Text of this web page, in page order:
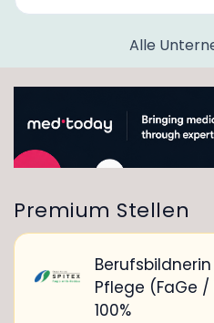
Alle
Premium Stellen
Pflege (FaGe /
100%